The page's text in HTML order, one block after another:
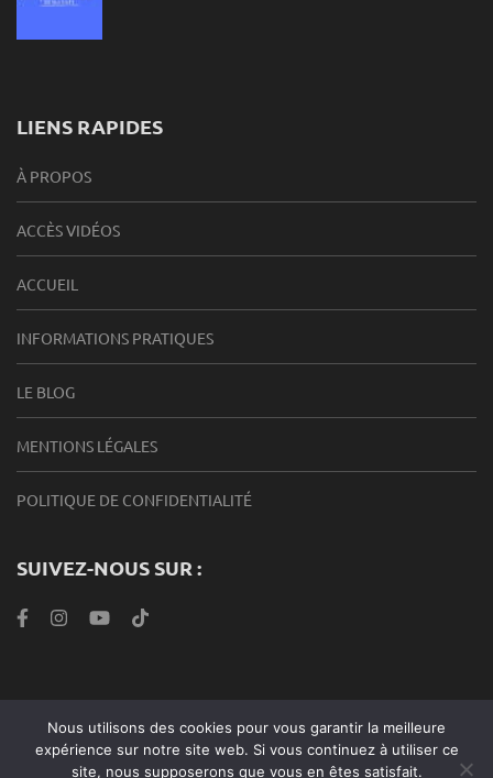
LIENS RAPIDES
À PROPOS
ACCÈS VIDÉOS
ACCUEIL
INFORMATIONS PRATIQUES
LE BLOG
MENTIONS LÉGALES
POLITIQUE DE CONFIDENTIALITÉ
SUIVEZ-NOUS SUR :
Roabook Endurance 2024 |Metro Magazine | Développé par
Rara Theme
. Propulsé par WordPress.
Nous utilisons des cookies pour vous garantir la meilleure
expérience sur notre site web. Si vous continuez à utiliser ce
site, nous supposerons que vous en êtes satisfait.